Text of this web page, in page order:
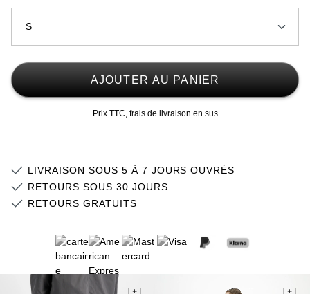
S
S
XL
AJOUTER AU PANIER
Prix TTC, frais de livraison en sus
LIVRAISON SOUS 5 À 7 JOURS OUVRÉS
RETOURS SOUS 30 JOURS
RETOURS GRATUITS